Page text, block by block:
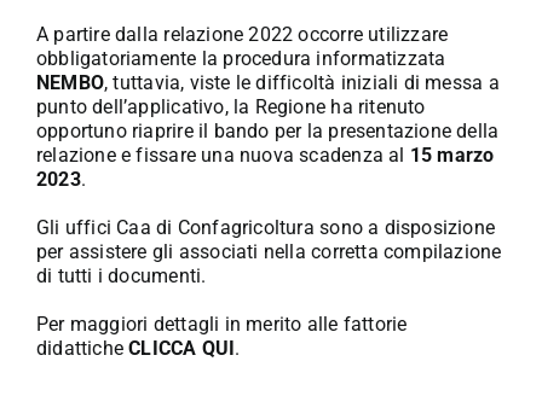
A partire dalla relazione 2022 occorre utilizzare
obbligatoriamente la procedura informatizzata
NEMBO, tuttavia, viste le difficoltà iniziali di messa a
punto dell’applicativo, la Regione ha ritenuto
opportuno riaprire il bando per la presentazione della
relazione e fissare una nuova scadenza al 15 marzo
2023.
Gli uffici Caa di Confagricoltura sono a disposizione
per assistere gli associati nella corretta compilazione
di tutti i documenti.
Per maggiori dettagli in merito alle fattorie
didatticheCLICCA QUI .